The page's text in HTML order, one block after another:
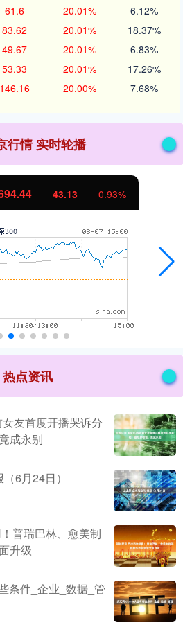
61.6 20.01% 6.12%
83.62 20.01% 18.37%
49.67 20.01% 6.83%
53.33 20.01% 17.26%
146.16 20.00% 7.68%
行情 实时轮播
43.13 0.93%
热点资讯
友首度开播哭诉分
成永别
6月24日）
普瑞巴林、愈美制
升级
条件_企业_数据_管